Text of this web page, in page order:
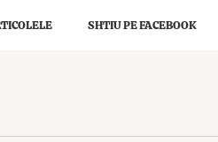
SHTIU PE FACEBOOK